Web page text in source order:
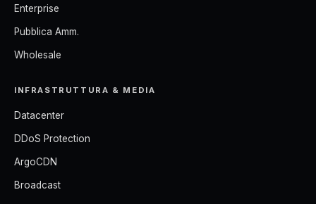
Enterprise
Pubblica Amm.
Wholesale
INFRASTRUTTURA & MEDIA
Datacenter
DDoS Protection
ArgoCDN
Broadcast